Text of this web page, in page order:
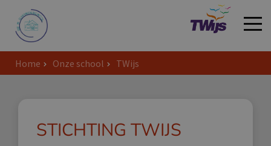
Welkom
Home Onze school TWijs
STICHTING TWIJS